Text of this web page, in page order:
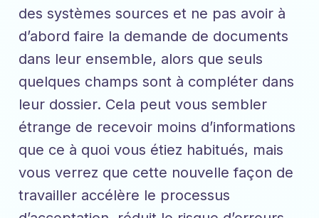
des systèmes sources et ne pas avoir à
d’abord faire la demande de documents
dans leur ensemble, alors que seuls
quelques champs sont à compléter dans
leur dossier. Cela peut vous sembler
étrange de recevoir moins d’informations
que ce à quoi vous étiez habitués, mais
vous verrez que cette nouvelle façon de
travailler accélère le processus